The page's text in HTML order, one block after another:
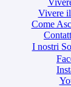
Vivere
Come
I nostri